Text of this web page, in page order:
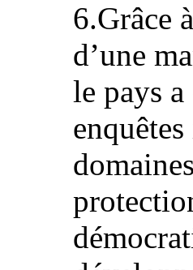
6.Grâce
d’une
le pays